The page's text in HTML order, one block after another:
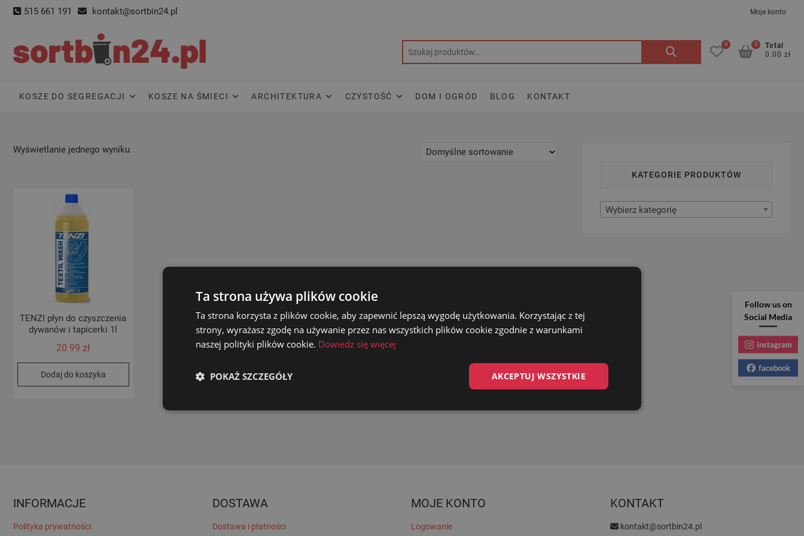
Skip
515 661 191 kontakt@sortbin24.pl Moje konto
Szukaj: 0
Total
0.00 zł
0
KOSZE DO SEGREGACJI KOSZE NA ŚMIECI ARCHITEKTURA CZYSTOŚĆ DOM I OGRÓD BLOG KONTAKT
Wyświetlanie jednego wyniku
TENZI płyn do czyszczenia
dywanów i tapicerki 1l
20.99 zł
Dodaj do koszyka
KATEGORIE PRODUKTÓW
Wybierz kategorię
INFORMACJE
Polityka prywatności
DOSTAWA
Dostawa i płatności
MOJE KONTO
Logowanie
KONTAKT
kontakt@sortbin24.pl
Follow us on
Social Media
instagram
facebook
Ta strona używa plików cookie
Ta strona korzysta z plików cookie, aby zapewnić lepszą wygodę użytkowania. Korzystając z tej
strony, wyrażasz zgodę na używanie przez nas wszystkich plików cookie zgodnie z warunkami
naszej polityki plików cookie. Dowiedz się więcej
AKCEPTUJ WSZYSTKIE
POKAŻ SZCZEGÓŁY